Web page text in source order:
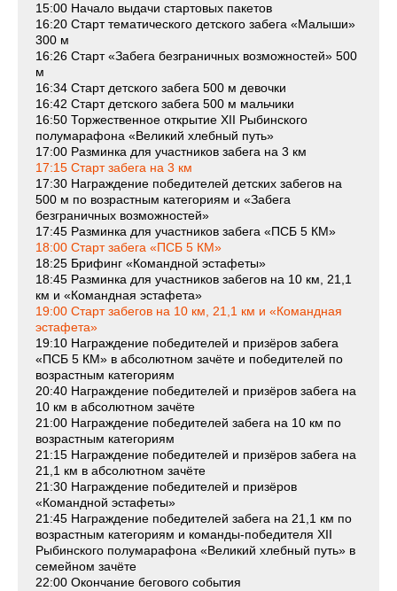
15:00 Начало выдачи стартовых пакетов
16:20 Старт тематического детского забега «Малыши»
300 м
16:26 Старт «Забега безграничных возможностей» 500
м
16:34 Старт детского забега 500 м девочки
16:42 Старт детского забега 500 м мальчики
16:50 Торжественное открытие XII Рыбинского
полумарафона «Великий хлебный путь»
17:00 Разминка для участников забега на 3 км
17:15 Старт забега на 3 км
17:30 Награждение победителей детских забегов на
500 м по возрастным категориям и «Забега
безграничных возможностей»
17:45 Разминка для участников забега «ПСБ 5 КМ»
18:00 Старт забега «ПСБ 5 КМ»
18:25 Брифинг «Командной эстафеты»
18:45 Разминка для участников забегов на 10 км, 21,1
км и «Командная эстафета»
19:00 Старт забегов на 10 км, 21,1 км и «Командная
эстафета»
19:10 Награждение победителей и призёров забега
«ПСБ 5 КМ» в абсолютном зачёте и победителей по
возрастным категориям
20:40 Награждение победителей и призёров забега на
10 км в абсолютном зачёте
21:00 Награждение победителей забега на 10 км по
возрастным категориям
21:15 Награждение победителей и призёров забега на
21,1 км в абсолютном зачёте
21:30 Награждение победителей и призёров
«Командной эстафеты»
21:45 Награждение победителей забега на 21,1 км по
возрастным категориям и команды-победителя XII
Рыбинского полумарафона «Великий хлебный путь» в
семейном зачёте
22:00 Окончание бегового события